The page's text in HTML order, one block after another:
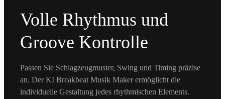
Volle Rhythmus und
Groove Kontrolle
Passen Sie Schlagzeugmuster, Swing und Timing präzise
an. Der KI Breakbeat Musik Maker ermöglicht die
individuelle Gestaltung jedes rhythmischen Elements.